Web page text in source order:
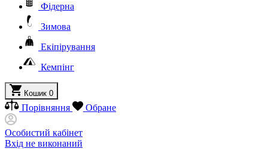
Фідерна
Зимова
Екіпірування
Кемпінг
Кошик 0
Порівняння Обране
Особистий кабінет
Вхід не виконаний